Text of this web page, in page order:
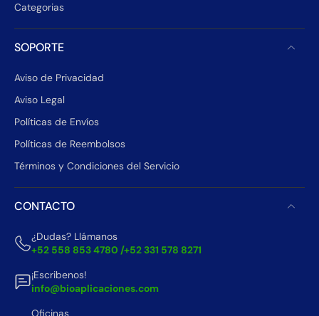
Categorias
SOPORTE
Aviso de Privacidad
Aviso Legal
Políticas de Envíos
Políticas de Reembolsos
Términos y Condiciones del Servicio
CONTACTO
¿Dudas? Llámanos
+52 558 853 4780 /+52 331 578 8271
¡Escribenos!
info@bioaplicaciones.com
Oficinas